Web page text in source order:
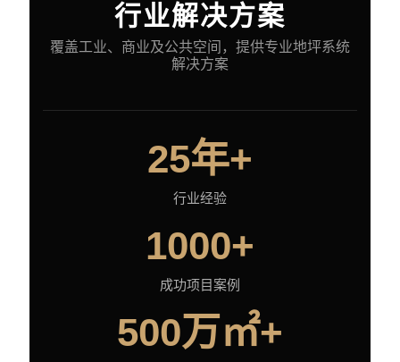
行业解决方案
覆盖工业、商业及公共空间，提供专业地坪系统
解决方案
25年+
行业经验
1000+
成功项目案例
500万㎡+